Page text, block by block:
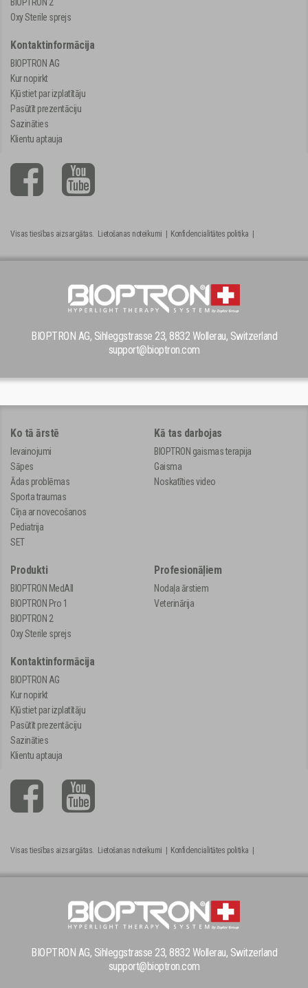
Oxy Sterile sprejs
Kontaktinformācija
BIOPTRON AG
Kur nopirkt
Kļūstiet par izplatītāju
Pasūtīt prezentāciju
Sazināties
Klientu aptauja
Visas tiesības aizsargātas. Lietošanas noteikumi Konfidencialitātes politika
BIOPTRON AG, Sihleggstrasse 23, 8832 Wollerau, Switzerland
support@bioptron.com
Ko tā ārstē
Ievainojumi
Sāpes
Ādas problēmas
Sporta traumas
Cīņa ar novecošanos
Pediatrija
SET
Kā tas darbojas
BIOPTRON gaismas terapija
Gaisma
Noskatīties video
Produkti
BIOPTRON MedAll
BIOPTRON Pro 1
BIOPTRON 2
Oxy Sterile sprejs
Profesionāļiem
Nodaļa ārstiem
Veterinārija
Kontaktinformācija
BIOPTRON AG
Kur nopirkt
Kļūstiet par izplatītāju
Pasūtīt prezentāciju
Sazināties
Klientu aptauja
Visas tiesības aizsargātas. Lietošanas noteikumi Konfidencialitātes politika
BIOPTRON AG, Sihleggstrasse 23, 8832 Wollerau, Switzerland
support@bioptron.com